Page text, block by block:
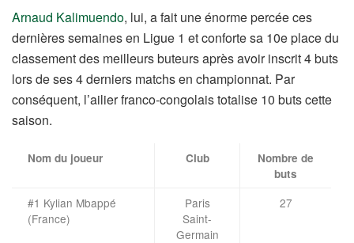
Arnaud Kalimuendo, lui, a fait une énorme percée ces
dernières semaines en Ligue 1 et conforte sa 10e place du
classement des meilleurs buteurs après avoir inscrit 4 buts
lors de ses 4 derniers matchs en championnat. Par
conséquent, l’ailier franco-congolais totalise 10 buts cette
saison.
Nom du joueur Club
Nombre de
buts
#1 Kylian Mbappé
(France)
Paris
Saint-
Germain
27